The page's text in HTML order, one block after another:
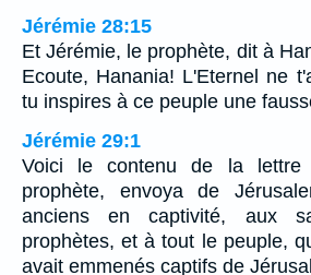
Jérémie 28:15
Et Jérémie, le prophète, dit à
Ecoute, Hanania! L'Eternel ne
tu inspires à ce peuple une
Jérémie 29:1
Voici le contenu de la lettre
prophète, envoya de
anciens en captivité, aux
prophètes, et à tout le peuple,
avait emmenés captifs de